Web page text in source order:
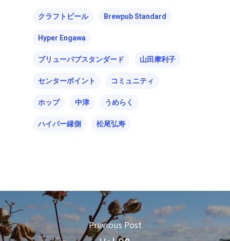
クラフトビール Brewpub Standard
Hyper Engawa
ブリューパブスタンダード 山田摩利子
センターポイント コミュニティ
ホップ 中津 うめらく
ハイパー縁側 松尾弘寿
Previous Post